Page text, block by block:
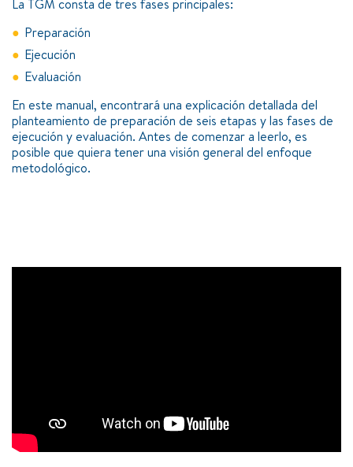
===============
Contacto
La TGM consta de tres fases principales:
Preparación
Ejecución
Evaluación
En este manual, encontrará una explicación detallada del
planteamiento de preparación de seis etapas y las fases de
ejecución y evaluación. Antes de comenzar a leerlo, es
posible que quiera tener una visión general del enfoque
metodológico.